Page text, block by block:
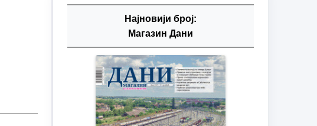
Најновији број:
Магазин Дани